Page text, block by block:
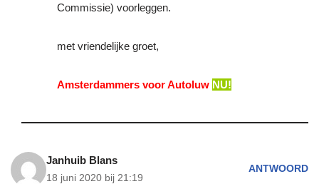
Commissie) voorleggen.
met vriendelijke groet,
Amsterdammers voor Autoluw NU!
Janhuib Blans
18 juni 2020 bij 21:19
ANTWOORD